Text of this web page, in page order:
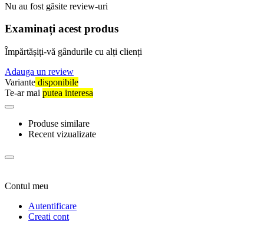
Nu au fost găsite review-uri
Examinați acest produs
Împărtășiți-vă gândurile cu alți clienți
Adauga un review
Variante disponibile
Te-ar mai putea interesa
Produse similare
Recent vizualizate
Contul meu
Autentificare
Creati cont